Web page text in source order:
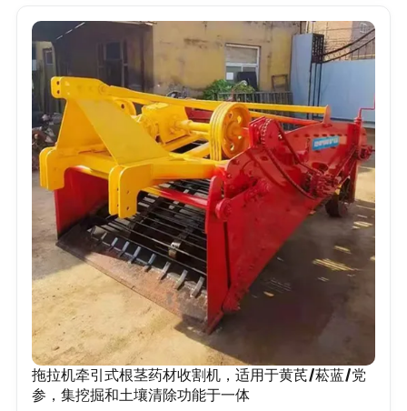
拖拉机牵引式根茎药材收割机，适用于黄芪/菘蓝/党
参，集挖掘和土壤清除功能于一体